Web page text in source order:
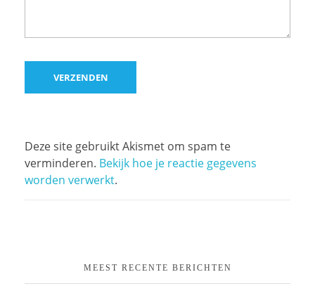
Deze site gebruikt Akismet om spam te
verminderen. Bekijk hoe je reactie gegevens
worden verwerkt.
MEEST RECENTE BERICHTEN